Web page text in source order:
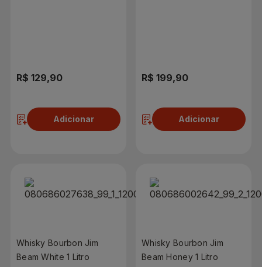
R$ 129,90
Adicionar
R$ 199,90
Adicionar
Whisky Bourbon Jim
Beam White 1 Litro
Whisky Bourbon Jim
Beam Honey 1 Litro